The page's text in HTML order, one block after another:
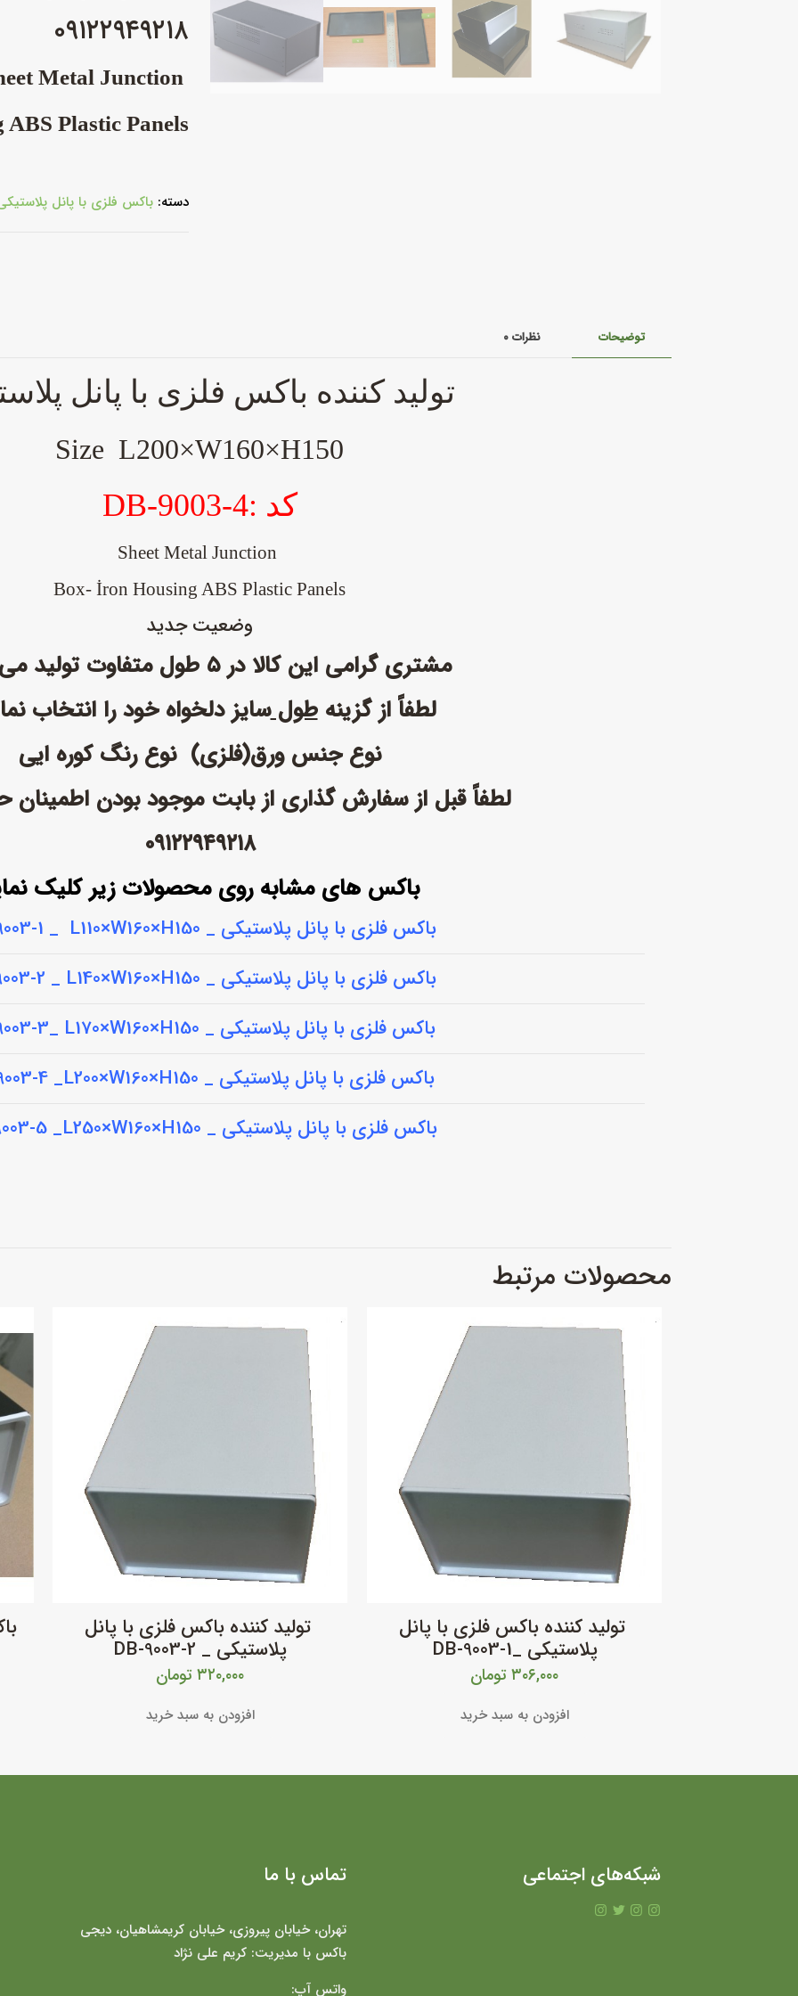
۰۹۱۲۲۹۴۹۲۱۸
Plastic Panels
دسته: باکس فلزی با پانل
توضیحات نظرات۰
تولید کننده باکس فلزی با پانل
Size L200×W160×H150
کد :DB-9003-4
Box- İron Housing ABS Plastic Panels
وضعیت جدید
مشتری گرامی این کالا در ۵ طول متفاوت تولید می شود.
لطفاً از گزینهطولسایز دلخواه خود را انتخاب
نوع جنس ورق(فلزی) نوع رنگ کوره ایی
لطفاً قبل از سفارش گذاری از بابت موجود بودن اطمینان
۰۹۱۲۲۹۴۹۲۱۸
باکس های مشابه روی محصولات زیر کلیک
باکس فلزی با پانل پلاستیکی _ DB-9003-1 _ L110×W160×H150
باکس فلزی با پانل پلاستیکی _ DB-9003-2 _ L140×W160×H150
باکس فلزی با پانل پلاستیکی _ DB-9003-3_ L170×W160×H150
باکس فلزی با پانل پلاستیکی _ DB-9003-4 _L200×W160×H150
باکس فلزی با پانل پلاستیکی _ DB-9003-5 _L250×W160×H150
محصولات مرتبط
تولید کننده باکس فلزی با پانل
پلاستیکی _DB-9003-1
۳۰۶,۰۰۰ تومان
افزودن به سبد خرید
تولید کننده باکس فلزی با پانل
پلاستیکی _ DB-9003-2
۳۲۰,۰۰۰ تومان
افزودن به سبد خرید
شبکه‌های اجتماعی تماس با ما
تهران، خیابان پیروزی، خیابان کریمشاهیان، دیجی
باکس با مدیریت: کریم علی نژاد
واتس آپ: